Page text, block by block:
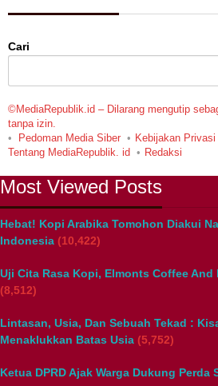
Cari
©MediaRepublik.id – Dilarang mengutip
tanpa izin.
Pedoman Media Siber
Kebijakan Privasi
Tentang MediaRepublik. id
Redaksi
Most Viewed Posts
Hebat! Kopi Arabika Tomohon Diakui
Indonesia (10,422)
Uji Cita Rasa Kopi, Elmonts Coffee
(8,512)
Lintasan, Usia, Dan Sebuah Tekad :
Menaklukkan Batas Usia (5,752)
Ketua DPRD Ajak Warga Dukung Perda